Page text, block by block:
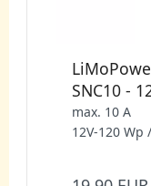
SNC10 -
max. 10 A
12V-120 Wp